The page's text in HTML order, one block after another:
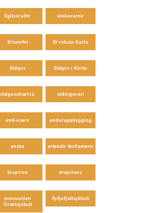
Egilsstaðir einkavarnir
Eiturefni El volcán Katla
Eldgos Eldgos í Kötlu
eldgosahætta eldingavari
end-users enduruppbygging
enska erlendir ferðamenn
Eruption éruptions
evacuation
Öræfajökull
Eyfjafjallajökull